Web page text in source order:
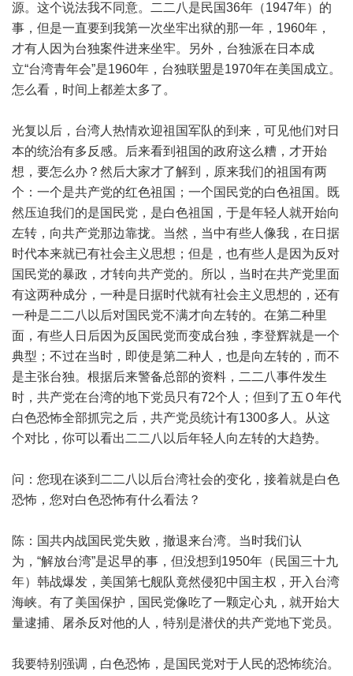
源。这个说法我不同意。二二八是民国36年（1947年）的
事，但是一直要到我第一次坐牢出狱的那一年，1960年，
才有人因为台独案件进来坐牢。另外，台独派在日本成
立“台湾青年会”是1960年，台独联盟是1970年在美国成立。
怎么看，时间上都差太多了。
光复以后，台湾人热情欢迎祖国军队的到来，可见他们对日
本的统治有多反感。后来看到祖国的政府这么糟，才开始
想，要怎么办？然后大家才了解到，原来我们的祖国有两
个：一个是共产党的红色祖国；一个国民党的白色祖国。既
然压迫我们的是国民党，是白色祖国，于是年轻人就开始向
左转，向共产党那边靠拢。当然，当中有些人像我，在日据
时代本来就已有社会主义思想；但是，也有些人是因为反对
国民党的暴政，才转向共产党的。所以，当时在共产党里面
有这两种成分，一种是日据时代就有社会主义思想的，还有
一种是二二八以后对国民党不满才向左转的。在第二种里
面，有些人日后因为反国民党而变成台独，李登辉就是一个
典型；不过在当时，即使是第二种人，也是向左转的，而不
是主张台独。根据后来警备总部的资料，二二八事件发生
时，共产党在台湾的地下党员只有72个人；但到了五Ｏ年代
白色恐怖全部抓完之后，共产党员统计有1300多人。从这
个对比，你可以看出二二八以后年轻人向左转的大趋势。
问：您现在谈到二二八以后台湾社会的变化，接着就是白色
恐怖，您对白色恐怖有什么看法？
陈：国共内战国民党失败，撤退来台湾。当时我们认
为，“解放台湾”是迟早的事，但没想到1950年（民国三十九
年）韩战爆发，美国第七舰队竟然侵犯中国主权，开入台湾
海峡。有了美国保护，国民党像吃了一颗定心丸，就开始大
量逮捕、屠杀反对他的人，特别是潜伏的共产党地下党员。
我要特别强调，白色恐怖，是国民党对于人民的恐怖统治。